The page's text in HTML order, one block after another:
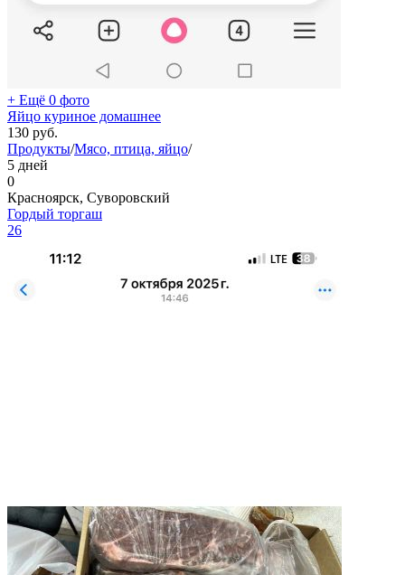
+ Ещё 0 фото
Яйцо куриное домашнее
130 руб.
Продукты/Мясо, птица, яйцо/
5 дней
0
Красноярск, Суворовский
Гордый торгаш
26